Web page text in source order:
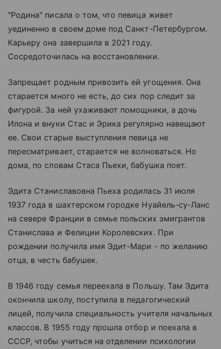
"Родина" писала о том, что певица живет
уединенно в своем доме под Санкт-Петербургом.
Карьеру она завершила в 2021 году.
Сосредоточилась на восстановлении.
Запрещает родным привозить ей угощения. Она
старается много не есть, до сих пор следит за
фигурой. За ней ухаживают помощники, а дочь
Илона и внуки Стас и Эрика регулярно навещают
ее. Свои старые выступления певица не
пересматривает, старается не волноваться. Но
дома, по словам Стаса Пьехи, бабушка поет.
Эдита Станиславовна Пьеха родилась 31 июля
1937 года в шахтерском городке Нуайель-су-Ланс
на севере Франции в семье польских эмигрантов
Станислава и Фелиции Королевских. При
рождении получила имя Эдит-Мари - по желанию
отца, в честь бабушек.
В 1946 году семья переехала в Польшу. Там Эдита
окончила школу, поступила в педагогический
лицей, получила специальность учителя начальных
классов. В 1955 году прошла отбор и поехала в
СССР, чтобы учиться на отделении психологии